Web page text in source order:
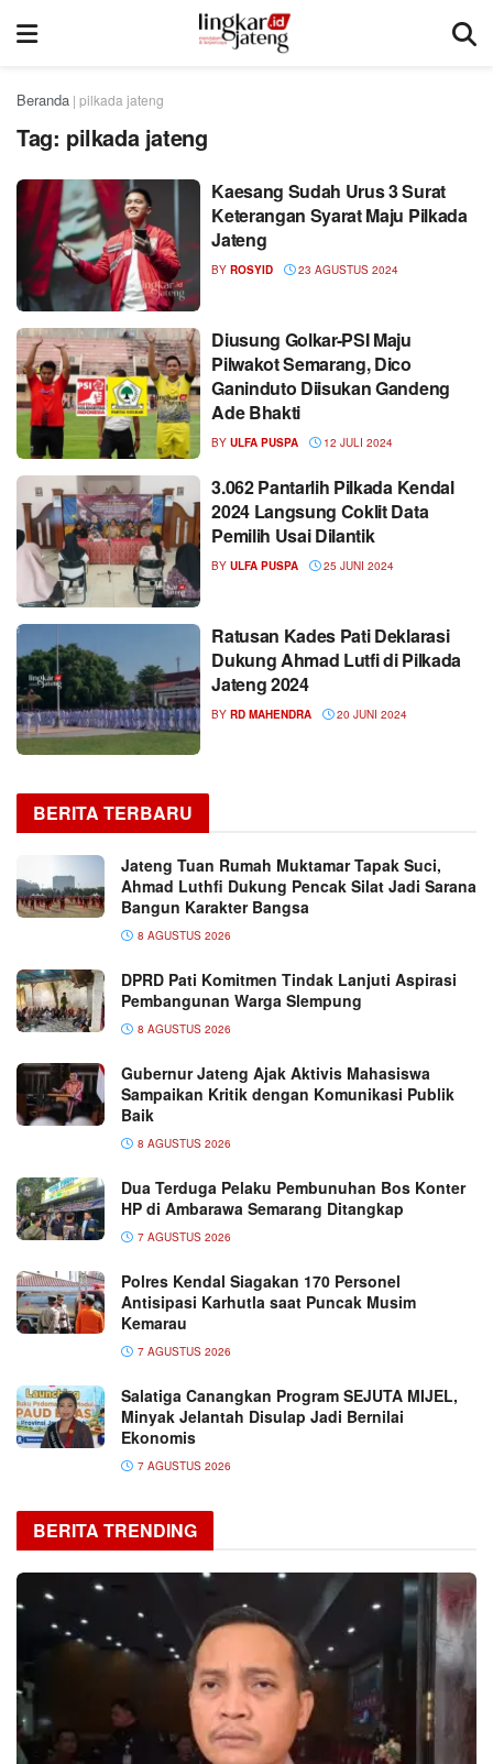
Beranda | pilkada jateng
Tag: pilkada jateng
Kaesang Sudah Urus 3 Surat
Keterangan Syarat Maju Pilkada
Jateng
BY ROSYID 23 AGUSTUS 2024
Diusung Golkar-PSI Maju
Pilwakot Semarang, Dico
Ganinduto Diisukan Gandeng
Ade Bhakti
BY ULFA PUSPA 12 JULI 2024
3.062 Pantarlih Pilkada Kendal
2024 Langsung Coklit Data
Pemilih Usai Dilantik
BY ULFA PUSPA 25 JUNI 2024
Ratusan Kades Pati Deklarasi
Dukung Ahmad Lutfi di Pilkada
Jateng 2024
BY RD MAHENDRA 20 JUNI 2024
BERITA TERBARU
Jateng Tuan Rumah Muktamar Tapak Suci,
Ahmad Luthfi Dukung Pencak Silat Jadi Sarana
Bangun Karakter Bangsa
8 AGUSTUS 2026
DPRD Pati Komitmen Tindak Lanjuti Aspirasi
Pembangunan Warga Slempung
8 AGUSTUS 2026
Gubernur Jateng Ajak Aktivis Mahasiswa
Sampaikan Kritik dengan Komunikasi Publik
Baik
8 AGUSTUS 2026
Dua Terduga Pelaku Pembunuhan Bos Konter
HP di Ambarawa Semarang Ditangkap
7 AGUSTUS 2026
Polres Kendal Siagakan 170 Personel
Antisipasi Karhutla saat Puncak Musim
Kemarau
7 AGUSTUS 2026
Salatiga Canangkan Program SEJUTA MIJEL,
Minyak Jelantah Disulap Jadi Bernilai
Ekonomis
7 AGUSTUS 2026
BERITA TRENDING